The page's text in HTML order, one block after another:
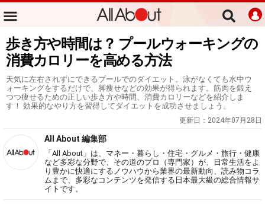
歩き方や時間は？ プールウォーキングの
消費カロリーを高める方法
天気に左右されずにできるプールでのダイエット。泳がなくても水中ウ
ォーキングをするだけで、脚痩せなどの効果が得られます。筋肉を鍛え
つつ痩せるための正しい歩き方や時間、消費カロリーなどを紹介しま
す！ 効果的なやり方を習得してダイエットを成功させましょう。
更新日： 2024年07月28日
All About 編集部
「All About」は、マネー・暮らし・住宅・グルメ・旅行・健康
など多彩な分野で、その道のプロ（専門家）が、日常生活をよ
り豊かに快適にするノウハウから業界の最新動向、読み物コラ
ムまで、多彩なコンテンツを発信する日本最大級の総合情報サ
イトです。